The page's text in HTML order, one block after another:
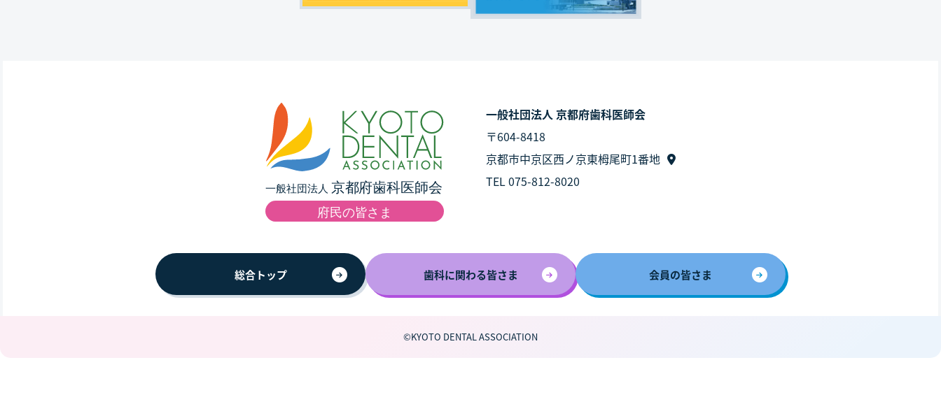
一般社団法人 京都府歯科医師会
〒604-8418
京都市中京区西ノ京東栂尾町1番地
TEL 075-812-8020
総合トップ 歯科に関わる皆さま 会員の皆さま
©KYOTO DENTAL ASSOCIATION